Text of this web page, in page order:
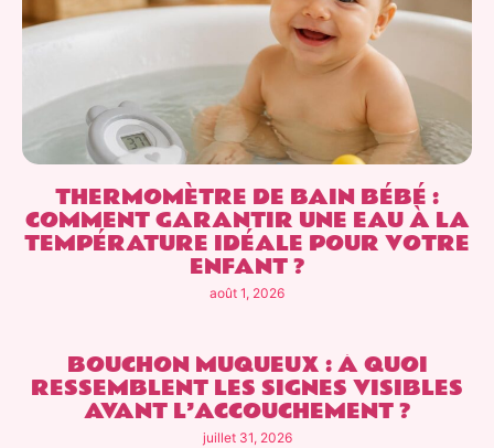
THERMOMÈTRE DE BAIN BÉBÉ :
COMMENT GARANTIR UNE EAU À LA
TEMPÉRATURE IDÉALE POUR VOTRE
ENFANT ?
août 1, 2026
BOUCHON MUQUEUX : À QUOI
RESSEMBLENT LES SIGNES VISIBLES
AVANT L’ACCOUCHEMENT ?
juillet 31, 2026